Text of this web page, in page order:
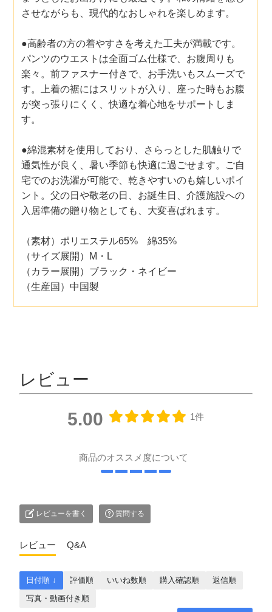
させながらも、現代的なおしゃれを楽しめます。
●高齢者の方の着やすさを考えた工夫が満載です。
パンツのウエストは全面ゴム仕様で、お腹周りも
楽々。前ファスナー付きで、お手洗いもスムーズで
す。上着の裾にはスリットが入り、座った時もお腹
が突っ張りにくく、快適な着心地をサポートしま
す。
●綿混素材を使用しており、さらっとした肌触りで
通気性が良く、暑い季節も快適に過ごせます。ご自
宅でのお洗濯が可能で、乾きやすいのも嬉しいポイ
ント。父の日や敬老の日、お誕生日、介護施設への
入居準備の贈り物としても、大変喜ばれます。
（素材）ポリエステル65% 綿35%
（サイズ展開）M・L
（カラー展開）ブラック・ネイビー
（生産国）中国製
レビュー
5.00 1件
商品のオススメ度について
レビューを書く 質問する
レビュー Q&A
日付順 ↓ 評価順 いいね数順 購入確認順
返信順
写真・動画付き順